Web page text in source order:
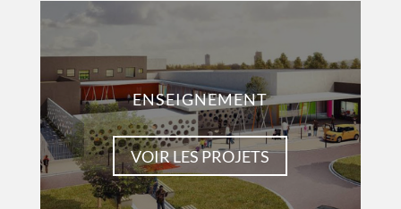
ENSEIGNEMENT
VOIR LES PROJETS